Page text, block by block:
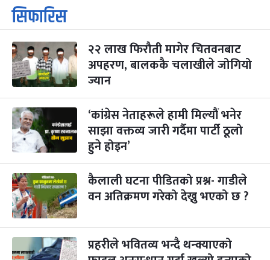
१
आइत
कार्तिक सङ्क्रान्ति
कार्तिक १, २०८३
३
मंगल
महानवमी
कार्तिक ३, २०८३-Oct 20, 2026
२ महिना बाँकी
४
५
बिहि
पापा‌ङ्कुशा एकादशी व्रत
कार्तिक ५, २०८३- Oct 22, 2026
२ महिना बाँकी
२२
आइत
कुकुर तिहार
कार्तिक २२, २०८३ - Nov 8, 2026
३ महिना बाँकी
२३
सोम
गाई पूजा
कार्तिक २३, २०८३-Nov 9, 2026
सिफारिस
२२ लाख फिरौती मागेर चितवनबाट
अपहरण, बालककै चलाखीले जोगियो
ज्यान
‘कांग्रेस नेताहरूले हामी मिल्यौं भनेर
साझा वक्तव्य जारी गर्दैमा पार्टी ठूलो
हुने होइन’
कैलाली घटना पीडितको प्रश्न- गाडीले
वन अतिक्रमण गरेको देख्नु भएको छ ?
प्रहरीले भवितव्य भन्दै थन्क्याएको